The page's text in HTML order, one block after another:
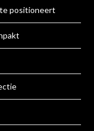
positioneert